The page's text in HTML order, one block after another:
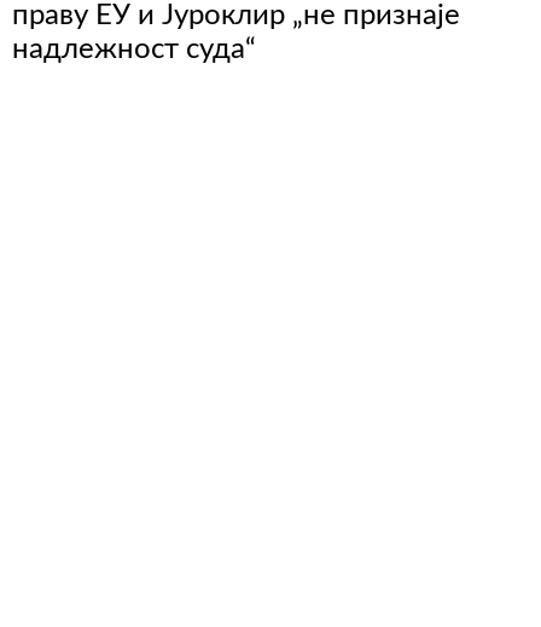
праву ЕУ и Јуроклир „не признаје
надлежност суда“